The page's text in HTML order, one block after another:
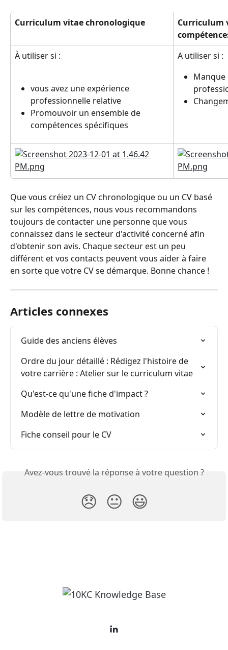
Curriculum vitae chronologique
Curriculum
À utiliser si :
vous avez une expérience
professionnelle relative
Promouvoir un ensemble de
compétences spécifiques
A utiliser si :
Que vous créiez un CV chronologique ou un CV basé
sur les compétences, nous vous recommandons
toujours de contacter une personne que vous
connaissez dans le secteur d'activité concerné afin
d'obtenir son avis. Chaque secteur est un peu
différent et vos contacts peuvent vous aider à faire
en sorte que votre CV se démarque. Bonne chance !
Articles connexes
Guide des anciens élèves
Ordre du jour détaillé : Rédigez l'histoire de
votre carrière : Atelier sur le curriculum vitae
Qu'est-ce qu'une fiche d'impact ?
Modèle de lettre de motivation
Fiche conseil pour le CV
Avez-vous trouvé la réponse à votre question ?
😞 😐 😃